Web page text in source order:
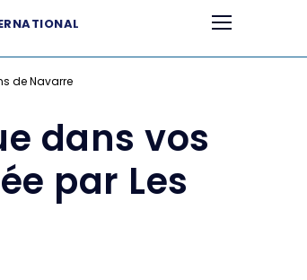
de Navarre
dans vos
par Les